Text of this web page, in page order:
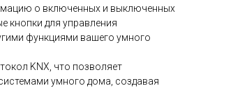
о включенных и выключенных
кнопки для управления
функциями вашего умного
KNX, что позволяет
умного дома, создавая